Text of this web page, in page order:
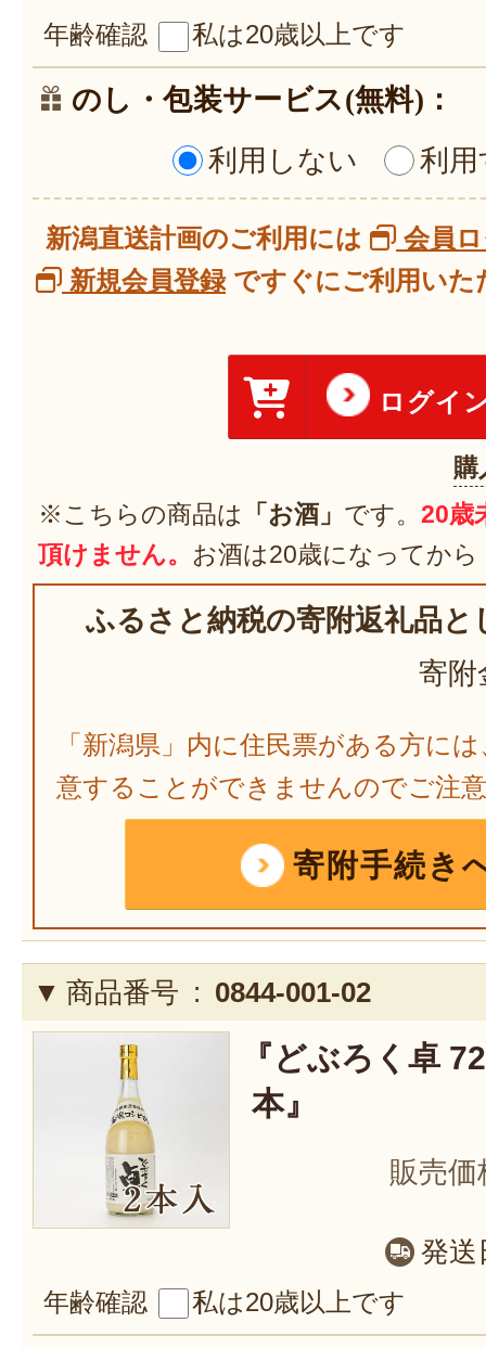
年齢確認 私は20歳以上です
のし・包装サービス(無料)：
利用しない
利
新潟直送計画のご利用には
会員
新規会員登録ですぐにご利用いた
ログイ
購
※こちらの商品は
「お酒」 です。 20歳
頂けません。 お酒は20歳になってから
ふるさと納税の寄附返礼品と
寄附
「新潟県」内に住民票がある方に
意することができませんのでご注
寄附手続き
商品番号 : 0844-001-02
『どぶろく卓
本』
販売価
発送
年齢確認 私は20歳以上です